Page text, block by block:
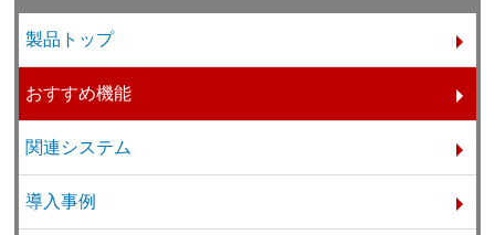
製品トップ
おすすめ機能
関連システム
導入事例